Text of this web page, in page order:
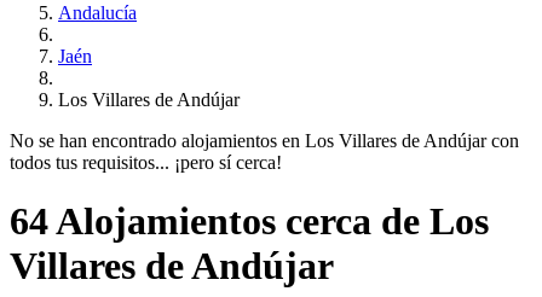
Andalucía
Jaén
Los Villares de Andújar
No se han encontrado alojamientos en Los Villares de Andújar con
todos tus requisitos... ¡pero sí cerca!
64 Alojamientos cerca de Los
Villares de Andújar